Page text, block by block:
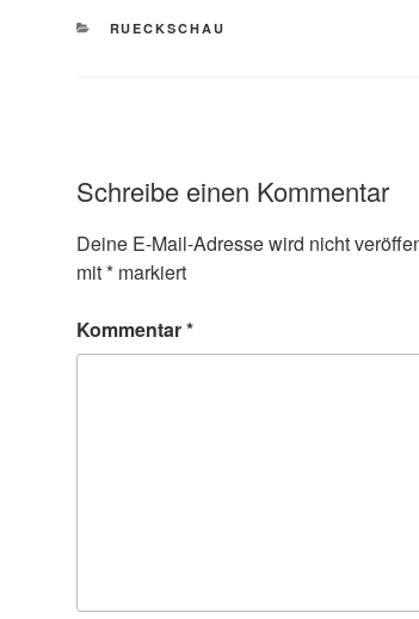
KATEGORIEN
RUECKSCHAU
Schreibe einen Kommentar
Deine E-Mail-Adresse wird nicht
mit* markiert
Kommentar*